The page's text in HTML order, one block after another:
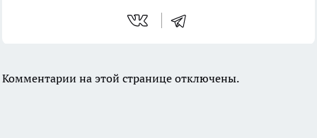
Комментарии на этой странице отключены.